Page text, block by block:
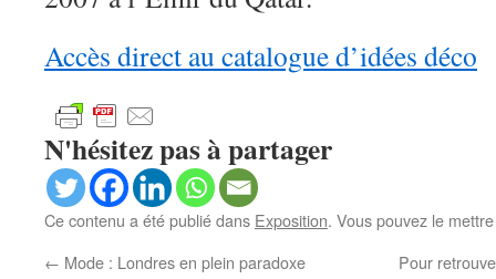
Accès direct au catalogue d’idées déco
N'hésitez pas à partager
Ce contenu a été publié dans Exposition. Vous pouvez le
← Mode : Londres en plein paradoxe Pour